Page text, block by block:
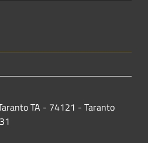
TA - 74121 - Taranto